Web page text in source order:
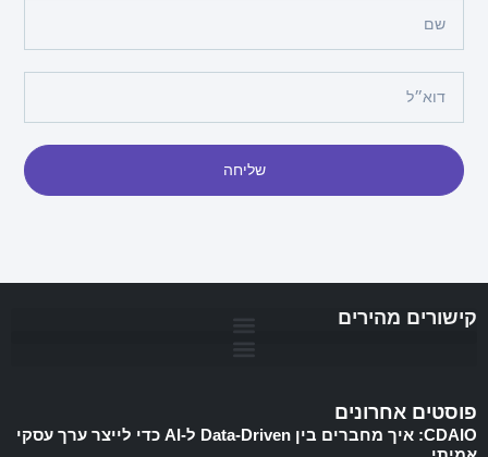
שליחה
קישורים מהירים
פוסטים אחרונים
CDAIO: איך מחברים בין Data-Driven ל-AI כדי לייצר ערך עסקי